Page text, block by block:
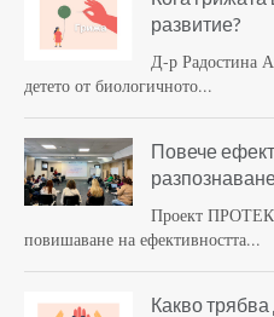
развитие?
Д-р Радостина
детето от биологичното...
Повече
Проект
повишаване на ефективността...
Какво